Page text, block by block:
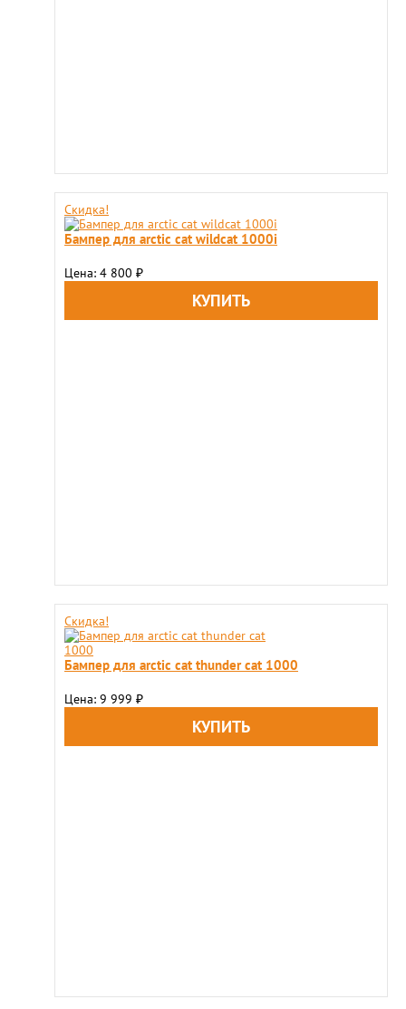
Скидка!
Бампер для arctic cat wildcat 1000i
Цена: 4 800 ₽
Скидка!
Бампер для arctic cat thunder cat 1000
Цена: 9 999 ₽